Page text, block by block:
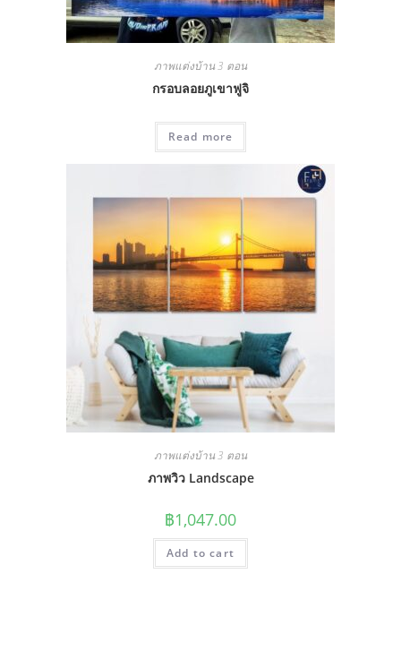
ภาพแต่งบ้าน 3 ตอน
กรอบลอยภูเขาฟูจิ
Read more
ภาพแต่งบ้าน 3 ตอน
ภาพวิว Landscape
฿1,047.00
Add to cart